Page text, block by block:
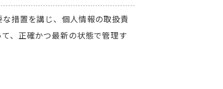
措置を講じ、個人情報の取扱責
、正確かつ最新の状態で管理す